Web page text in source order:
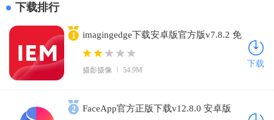
下载排行
1
imagingedge下载安卓版官方版v7.8.2 免
费版
摄影摄像 54.9M
下载
2 FaceApp官方正版下载v12.8.0 安卓版